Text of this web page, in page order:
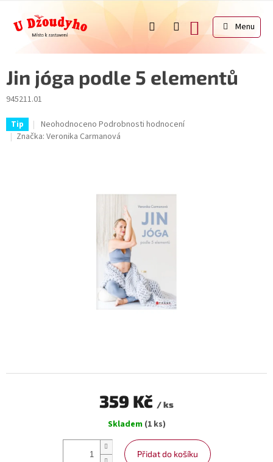
obsah
NÁKUPNÍ
KOŠÍK
Jin jóga podle 5 elementů
945211.01
Tip
Průměrné
hodnocení
Neohodnoceno Podrobnosti hodnocení
Značka: Veronika Carmanová
359 Kč / ks
cena:
Skladem (1 ks)
Přidat do košíku